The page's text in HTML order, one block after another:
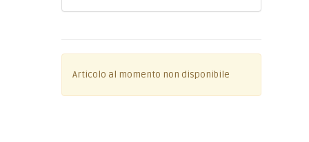
Articolo al momento non disponibile